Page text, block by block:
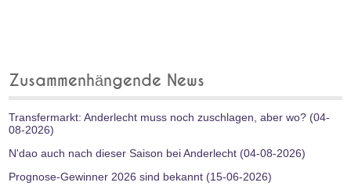
Zusammenhängende News
Transfermarkt: Anderlecht muss noch zuschlagen, aber wo? (04-
08-2026)
N'dao auch nach dieser Saison bei Anderlecht (04-08-2026)
Prognose-Gewinner 2026 sind bekannt (15-06-2026)